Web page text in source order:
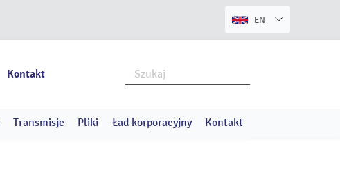
EN
Kontakt
Transmisje Pliki Ład korporacyjny Kontakt